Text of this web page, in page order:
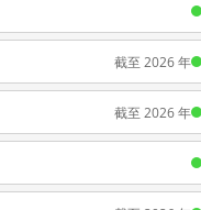
截至 2026 年
截至 2026 年